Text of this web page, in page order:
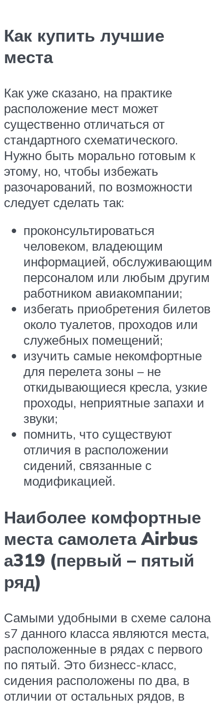
Как купить лучшие
места
Как уже сказано, на практике
расположение мест может
существенно отличаться от
стандартного схематического.
Нужно быть морально готовым к
этому, но, чтобы избежать
разочарований, по возможности
следует сделать так:
проконсультироваться
человеком, владеющим
информацией, обслуживающим
персоналом или любым другим
работником авиакомпании;
избегать приобретения билетов
около туалетов, проходов или
служебных помещений;
изучить самые некомфортные
для перелета зоны – не
откидывающиеся кресла, узкие
проходы, неприятные запахи и
звуки;
помнить, что существуют
отличия в расположении
сидений, связанные с
модификацией.
Наиболее комфортные
места самолета Airbus
а319 (первый – пятый
ряд)
Самыми удобными в схеме салона
s7 данного класса являются места,
расположенные в рядах с первого
по пятый. Это бизнесс-класс,
сидения расположены по два, в
отличии от остальных рядов, в